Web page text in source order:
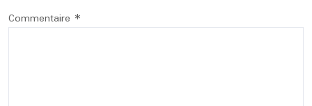
Commentaire *